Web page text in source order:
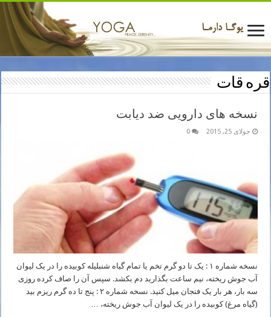
قره قات
نسخه های دارویی ضد دیابت
جولای 25, 2015 0
نسخه شماره ۱ : یک تا دو گرم تخم یا تمام گیاه شنبلیله کوبیده را در یک لیوان
آب جوش ریخته، نیم ساعت بگذارید دم بکشد. سپس آن را صاف کرده روزی
سه بار، هر بار یک فنجان میل کنید. نسخه شماره ۲ : پنج تا ده گرم ریزم بید
(گیاه مرغ) کوبیده را در یک لیوان آب جوش ریخته، …